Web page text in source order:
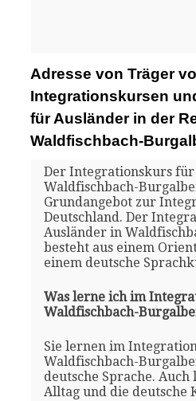
Adresse von Träger
Integrationskursen
für Ausländer in der
Waldfischbach-
Der Integrationskurs
Waldfischbach-
Grundangebot zur
Deutschland. Der
Ausländer in
besteht aus einem
einem deutsche
Was lerne ich im
Waldfischbach-
Sie lernen im
Waldfischbach-
deutsche Sprache. Auch
Alltag und die deutsche